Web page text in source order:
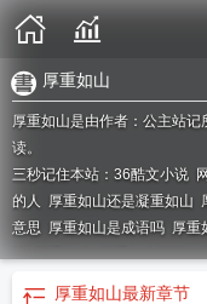
厚重如山
厚重如山是由作者：公主站
读。
三秒记住本站：36酷文小说
的人 厚重如山还是凝重如山
意思 厚重如山是成语吗 厚重
神厚重什么厚重如山深沉
让人安心。生肖
父爱无言却
厚重如山最新章节